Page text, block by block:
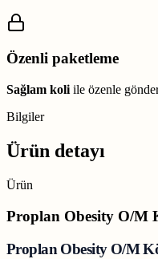
Özenli paketleme
Sağlam koli ile özenle
Bilgiler
Ürün detayı
Ürün
Proplan Obesity O/M
Proplan Obesity O/M